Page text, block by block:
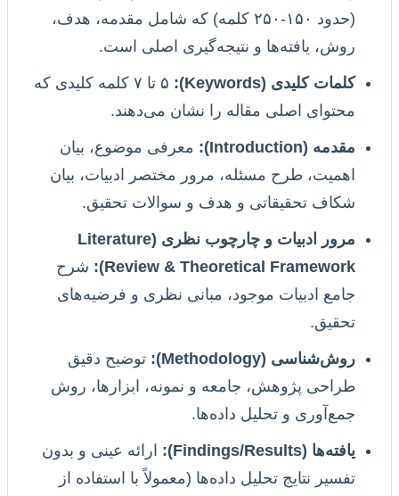
(حدود ۱۵۰-۲۵۰ کلمه) که شامل مقدمه، هدف،
روش، یافته‌ها و نتیجه‌گیری اصلی است.
کلمات کلیدی (Keywords):
۵ تا ۷ کلمه کلیدی که
محتوای اصلی مقاله را نشان می‌دهند.
مقدمه (Introduction):
معرفی موضوع، بیان
اهمیت، طرح مسئله، مرور مختصر ادبیات، بیان
شکاف تحقیقاتی و هدف و سوالات تحقیق.
مرور ادبیات و چارچوب نظری (Literature
Review & Theoretical Framework):
شرح
جامع ادبیات موجود، مبانی نظری و فرضیه‌های
تحقیق.
روش‌شناسی (Methodology):
توضیح دقیق
طراحی پژوهش، جامعه و نمونه، ابزارها، روش
جمع‌آوری و تحلیل داده‌ها.
یافته‌ها (Findings/Results):
ارائه عینی و بدون
تفسیر نتایج تحلیل داده‌ها (معمولاً با استفاده از